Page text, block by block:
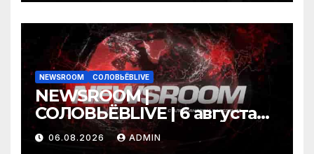
NEWSROOM СОЛОВЬЁВLIVE
NEWSROOM |
СОЛОВЬЁВLIVE | 6 августа
2026 года
06.08.2026 ADMIN